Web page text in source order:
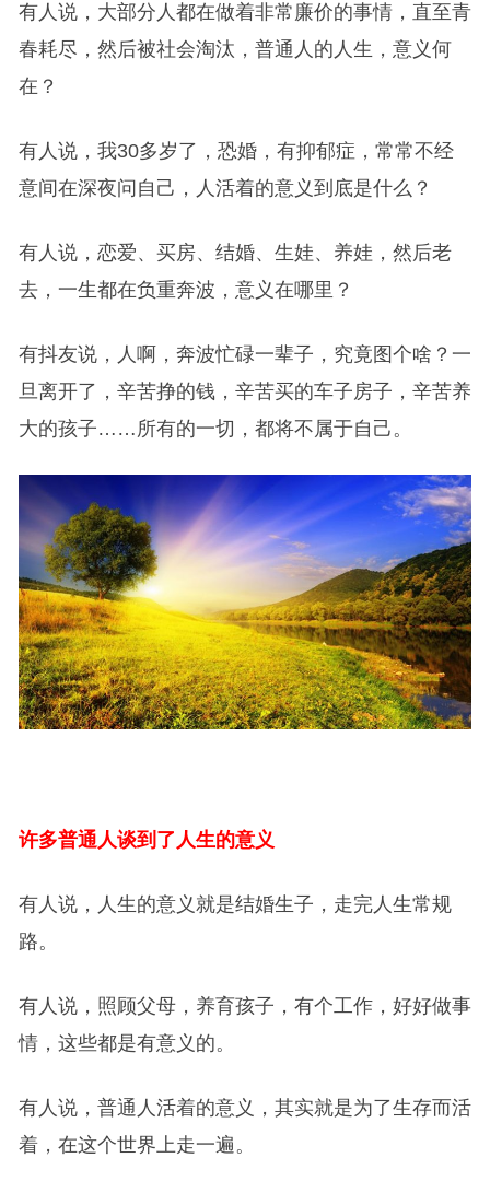
有人说，大部分人都在做着非常廉价的事情，直至青
春耗尽，然后被社会淘汰，普通人的人生，意义何
在？
有人说，我30多岁了，恐婚，有抑郁症，常常不经
意间在深夜问自己，人活着的意义到底是什么？
有人说，恋爱、买房、结婚、生娃、养娃，然后老
去，一生都在负重奔波，意义在哪里？
有抖友说，人啊，奔波忙碌一辈子，究竟图个啥？一
旦离开了，辛苦挣的钱，辛苦买的车子房子，辛苦养
大的孩子……所有的一切，都将不属于自己。
许多普通人谈到了人生的意义
有人说，人生的意义就是结婚生子，走完人生常规
路。
有人说，照顾父母，养育孩子，有个工作，好好做事
情，这些都是有意义的。
有人说，普通人活着的意义，其实就是为了生存而活
着，在这个世界上走一遍。